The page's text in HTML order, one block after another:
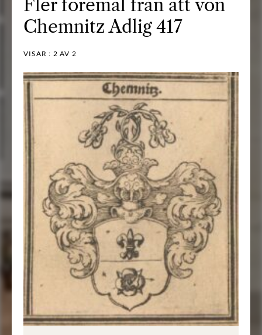
Fler föremål från ätt von
Chemnitz Adlig 417
VISAR : 2 AV 2